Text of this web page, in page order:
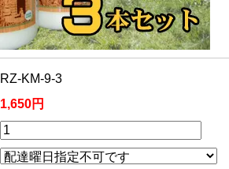
RZ-KM-9-3
1,650円